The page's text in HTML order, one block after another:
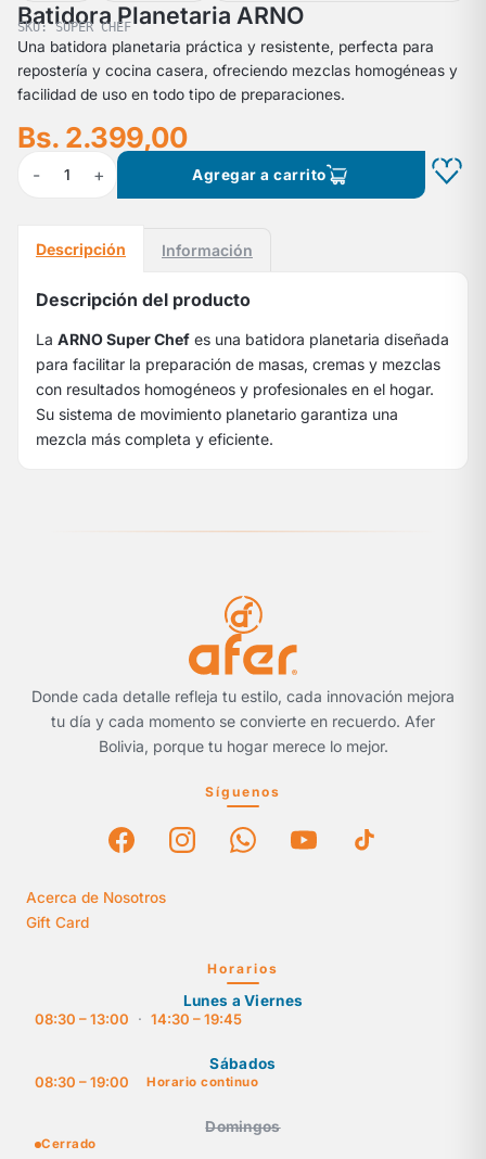
Batidora Planetaria ARNO
SKU: SUPER CHEF
Una batidora planetaria práctica y resistente, perfecta para
repostería y cocina casera, ofreciendo mezclas homogéneas y
facilidad de uso en todo tipo de preparaciones.
Bs. 2.399,00
- 1 + Agregar a carrito
Descripción Información
Descripción del producto
La ARNO Super Chef es una batidora planetaria diseñada
para facilitar la preparación de masas, cremas y mezclas
con resultados homogéneos y profesionales en el hogar.
Su sistema de movimiento planetario garantiza una
mezcla más completa y eficiente.
Donde cada detalle refleja tu estilo, cada innovación mejora
tu día y cada momento se convierte en recuerdo. Afer
Bolivia, porque tu hogar merece lo mejor.
Síguenos
Acerca de Nosotros
Gift Card
Horarios
Lunes a Viernes
08:30 – 13:00
· 14:30 – 19:45
Sábados
08:30 – 19:00
Horario continuo
Domingos
Cerrado